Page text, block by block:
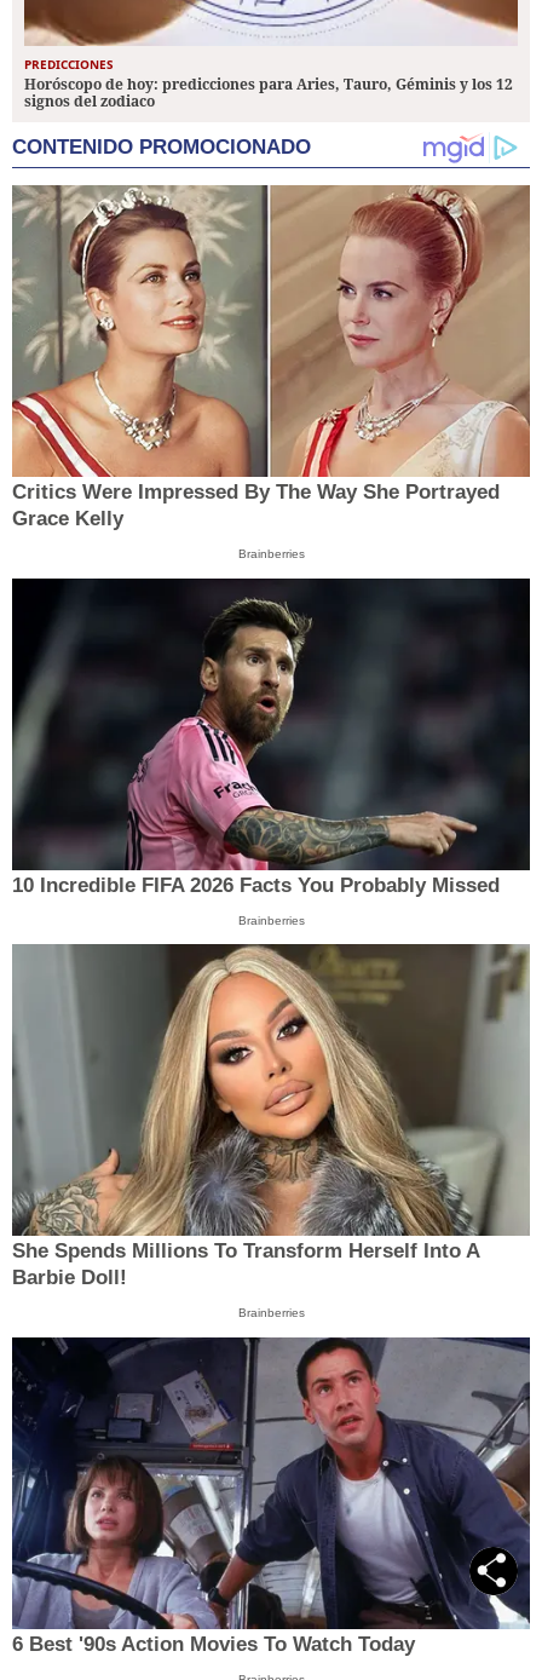
PREDICCIONES
Horóscopo de hoy: predicciones para Aries, Tauro, Géminis y los 12
signos del zodiaco
CONTENIDO PROMOCIONADO
Critics Were Impressed By The Way She Portrayed
Grace Kelly
Brainberries
10 Incredible FIFA 2026 Facts You Probably Missed
Brainberries
She Spends Millions To Transform Herself Into A
Barbie Doll!
Brainberries
6 Best '90s Action Movies To Watch Today